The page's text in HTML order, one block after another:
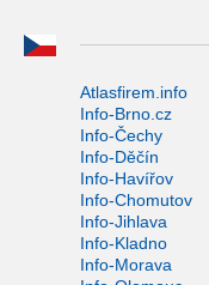
Atlasfirem.info
Info-Brno.cz
Info-Čechy
Info-Děčín
Info-Havířov
Info-Chomutov
Info-Jihlava
Info-Kladno
Info-Morava